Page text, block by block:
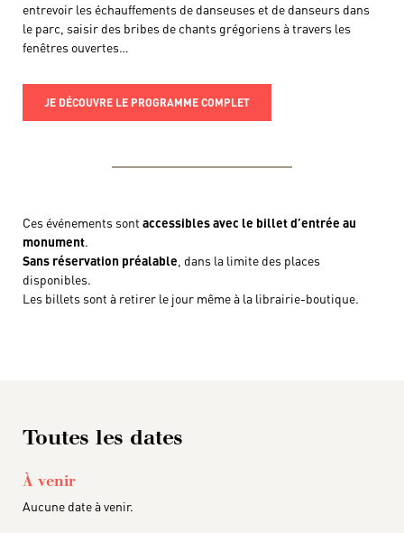
entrevoir les échauffements de danseuses et de danseurs dans
le parc, saisir des bribes de chants grégoriens à travers les
fenêtres ouvertes…
JE DÉCOUVRE LE PROGRAMME COMPLET
Ces événements sont accessibles avec le billet d’entrée au
monument.
Sans réservation préalable , dans la limite des places
disponibles.
Les billets sont à retirer le jour même à la librairie-boutique.
Toutes les dates
À venir
Aucune date à venir.